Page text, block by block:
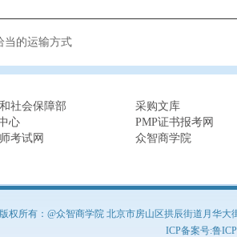
当的运输方式
社会保障部
采购文库
心
PMP证书报考网
考试网
众智商学院
版权所有：@众智商学院 北京市房山区拱辰街道月华
ICP备案号:鲁